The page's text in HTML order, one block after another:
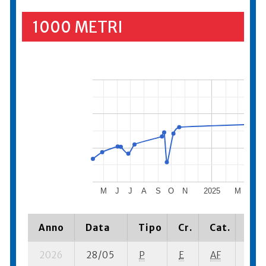
1000 METRI
2025
M J J A S O N M
Anno Data Tipo Cr. Cat.
2026 28/05 P E AF